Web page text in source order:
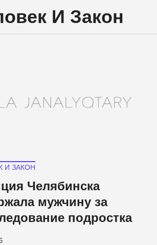
И Закон
И ЗАКОН
Челябинска
мужчину за
подростка